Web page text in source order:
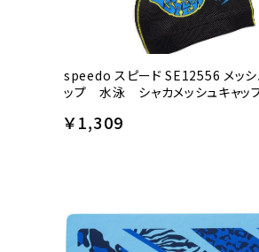
speedo スピード SE12556 メッ
ップ 水泳 シャカメッシュキャッ
￥1,309